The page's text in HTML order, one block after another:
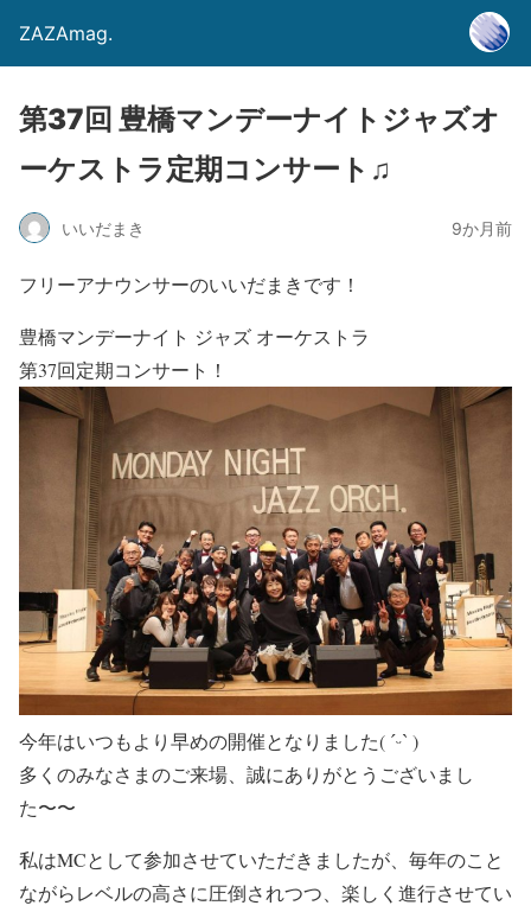
ZAZAmag.
第37回 豊橋マンデーナイトジャズオ
ーケストラ定期コンサート♫
いいだまき 9か月前
フリーアナウンサーのいいだまきです！
豊橋マンデーナイト ジャズ オーケストラ
第37回定期コンサート！
今年はいつもより早めの開催となりました( ˊᵕˋ )
多くのみなさまのご来場、誠にありがとうございまし
た〜〜
私はMCとして参加させていただきましたが、毎年のこと
ながらレベルの高さに圧倒されつつ、楽しく進行させてい